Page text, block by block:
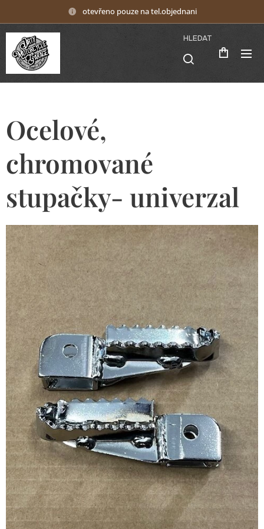
otevřeno pouze na tel.objednani
HLEDAT
Ocelové,
chromované
stupačky- univerzal